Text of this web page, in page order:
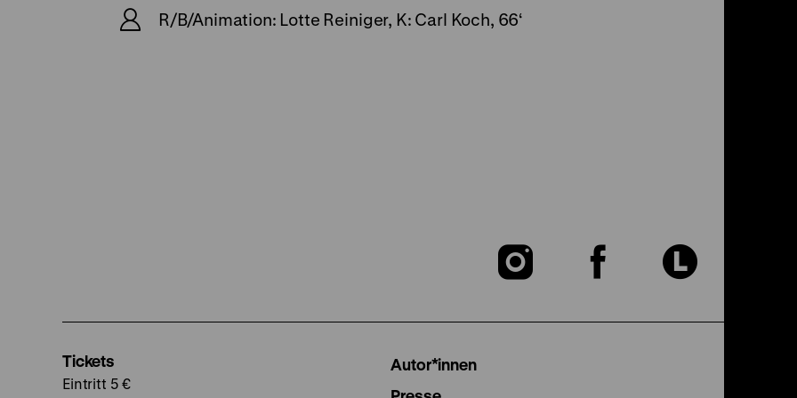
R/B/Animation: Lotte Reiniger, K: Carl Koch, 66‘
Zu
Zu
Zu
Tickets
Eintritt 5 €
Autor*innen